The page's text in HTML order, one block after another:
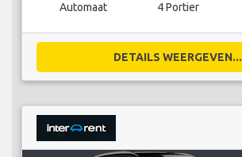
Automaat 4 Portier
DETAILS WEERGEVEN...